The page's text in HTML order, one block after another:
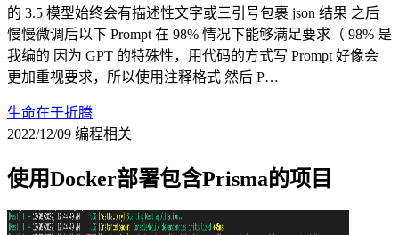
的 3.5 模型始终会有描述性文字或三引号包裹 json 结果 之后
慢慢微调后以下 Prompt 在 98% 情况下能够满足要求（ 98% 是
我编的 因为 GPT 的特殊性，用代码的方式写 Prompt 好像会
更加重视要求，所以使用注释格式 然后 P…
生命在于折腾
2022/12/09 编程相关
使用Docker部署包含Prisma的项目